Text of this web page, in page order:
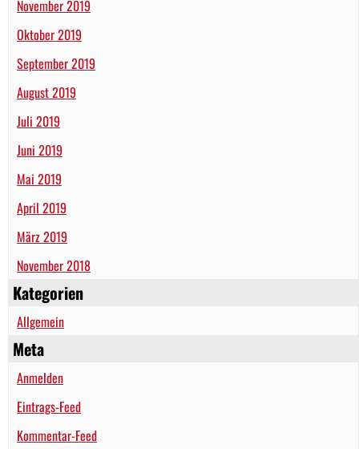
November 2019
Oktober 2019
September 2019
August 2019
Juli 2019
Juni 2019
Mai 2019
April 2019
März 2019
November 2018
Kategorien
Allgemein
Meta
Anmelden
Eintrags-Feed
Kommentar-Feed